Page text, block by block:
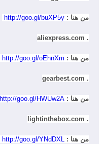
من هنا : http://goo.gl/buXP5y
. aliexpress.com
من هنا : http://goo.gl/oEhnXm
. gearbest.com
من هنا : http://goo.gl/HWUw2A
. lightinthebox.com
من هنا : http://goo.gl/YNdDXL